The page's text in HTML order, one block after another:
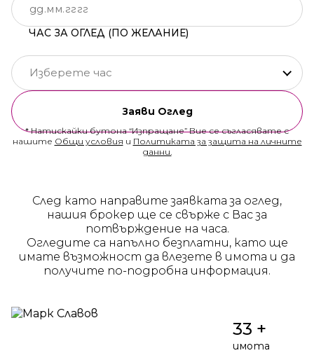
ЧАС ЗА ОГЛЕД (ПО ЖЕЛАНИЕ)
Изберете час
Заяви Оглед
* Натискайки бутона “Изпращане” Вие се съгласявате с
нашите Общи условия и Политиката за защита на личните
данни.
След като направите заявката за оглед,
нашия брокер ще се свърже с Вас за
потвърждение на часа.
Огледите са напълно безплатни, като ще
имате възможност да влезете в имота и да
получите по-подробна информация.
33 +
имота